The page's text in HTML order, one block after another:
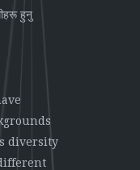
हुनु
diversity